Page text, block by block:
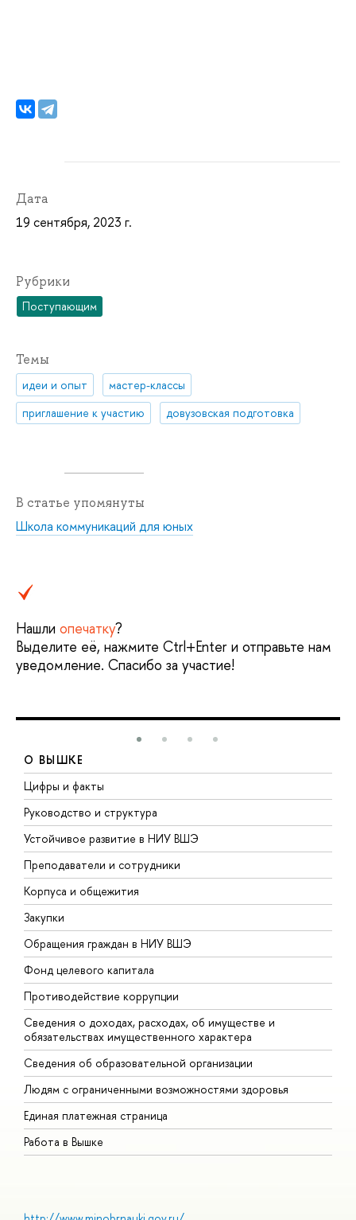
Дата
19 сентября, 2023 г.
Рубрики
Поступающим
Темы
идеи и опыт
мастер-классы
приглашение к участию
довузовская подготовка
В статье упомянуты
Школа коммуникаций для юных
Нашли опечатку?
Выделите её, нажмите Ctrl+Enter и отправьте нам
уведомление. Спасибо за участие!
О ВЫШКЕ
Цифры и факты
Руководство и структура
Устойчивое развитие в НИУ ВШЭ
Преподаватели и сотрудники
Корпуса и общежития
Закупки
Обращения граждан в НИУ ВШЭ
Фонд целевого капитала
Противодействие коррупции
Сведения о доходах, расходах, об имуществе и
обязательствах имущественного характера
Сведения об образовательной организации
Людям с ограниченными возможностями здоровья
Единая платежная страница
Работа в Вышке